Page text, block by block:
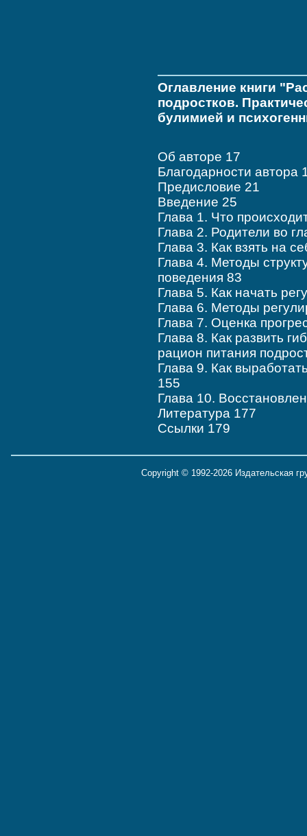
Оглавление книги
подростков.
булимией и
Об авторе 17
Благодарности автора
Предисловие 21
Введение 25
Глава 1. Что
Глава 2. Родители во
Глава 3. Как взять на
Глава 4. Методы
поведения 83
Глава 5. Как начать
Глава 6. Методы
Глава 7. Оценка
Глава 8. Как развить
рацион питания
Глава 9. Как
155
Глава 10.
Литература 177
Ссылки 179
Copyright © 1992-2026 Издательская